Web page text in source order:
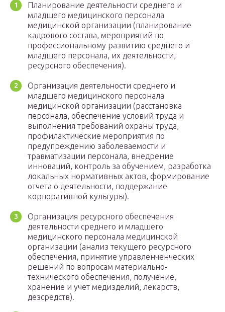
Планирование деятельности среднего и
младшего медицинского персонала
медицинской организации (планирование
кадрового состава, мероприятий по
профессиональному развитию среднего и
младшего персонала, их деятельности,
ресурсного обеспечения).
Организация деятельности среднего и
младшего медицинского персонала
медицинской организации (расстановка
персонала, обеспечение условий труда и
выполнения требований охраны труда,
профилактические мероприятия по
предупреждению заболеваемости и
травматизации персонала, внедрение
инноваций, контроль за обучением, разработка
локальных нормативных актов, формирование
отчета о деятельности, поддержание
корпоративной культуры).
Организация ресурсного обеспечения
деятельности среднего и младшего
медицинского персонала медицинской
организации (анализ текущего ресурсного
обеспечения, принятие управленченческих
решений по вопросам материально-
технического обеспечения, получение,
хранение и учет медизделий, лекарств,
дезсредств).